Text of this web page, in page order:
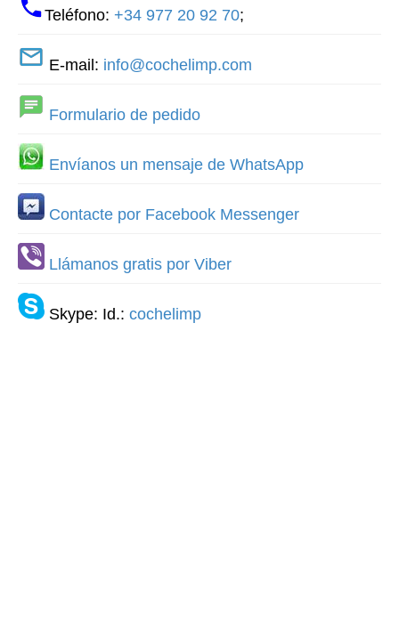
Teléfono: +34 977 20 92 70;
E-mail: info@cochelimp.com
Formulario de pedido
Envíanos un mensaje de WhatsApp
Contacte por Facebook Messenger
Llámanos gratis por Viber
Skype: Id.: cochelimp